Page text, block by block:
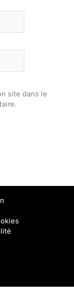
site dans le